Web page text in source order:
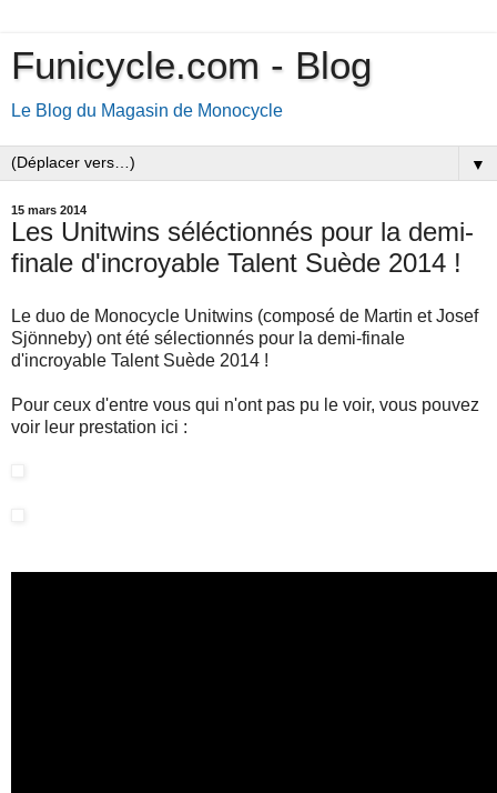
Funicycle.com - Blog
Le Blog du Magasin de Monocycle
▼
15 mars 2014
Les Unitwins séléctionnés pour la demi-
finale d'incroyable Talent Suède 2014 !
Le duo de Monocycle Unitwins (composé de Martin et Josef
Sjönneby) ont été sélectionnés pour la demi-finale
d'incroyable Talent Suède 2014 !
Pour ceux d'entre vous qui n'ont pas pu le voir, vous pouvez
voir leur prestation ici :